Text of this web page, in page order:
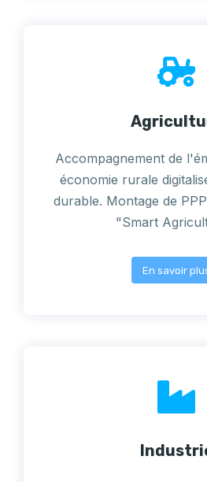
Accompagnement de
économie rurale
durable. Montage de
"Smart
En savoir